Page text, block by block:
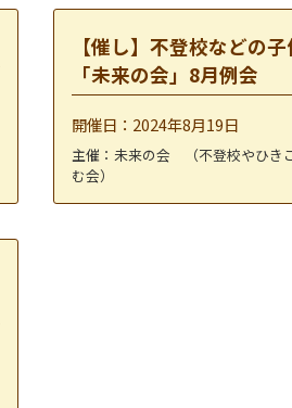
【催し】不登校などの
「未来の会」8月例会
開催日：2024年8月19日
主催：未来の会 （不登校やひき
む会）